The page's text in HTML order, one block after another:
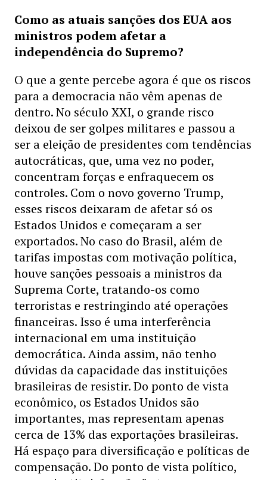
Como as atuais sanções dos EUA aos
ministros podem afetar a
independência do Supremo?
O que a gente percebe agora é que os riscos
para a democracia não vêm apenas de
dentro. No século XXI, o grande risco
deixou de ser golpes militares e passou a
ser a eleição de presidentes com tendências
autocráticas, que, uma vez no poder,
concentram forças e enfraquecem os
controles. Com o novo governo Trump,
esses riscos deixaram de afetar só os
Estados Unidos e começaram a ser
exportados. No caso do Brasil, além de
tarifas impostas com motivação política,
houve sanções pessoais a ministros da
Suprema Corte, tratando-os como
terroristas e restringindo até operações
financeiras. Isso é uma interferência
internacional em uma instituição
democrática. Ainda assim, não tenho
dúvidas da capacidade das instituições
brasileiras de resistir. Do ponto de vista
econômico, os Estados Unidos são
importantes, mas representam apenas
cerca de 13% das exportações brasileiras.
Há espaço para diversificação e políticas de
compensação. Do ponto de vista político,